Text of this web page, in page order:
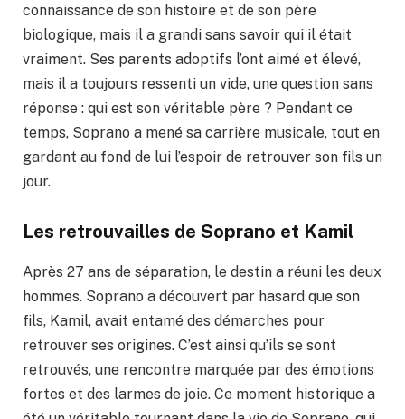
connaissance de son histoire et de son père
biologique, mais il a grandi sans savoir qui il était
vraiment. Ses parents adoptifs l’ont aimé et élevé,
mais il a toujours ressenti un vide, une question sans
réponse : qui est son véritable père ? Pendant ce
temps, Soprano a mené sa carrière musicale, tout en
gardant au fond de lui l’espoir de retrouver son fils un
jour.
Les retrouvailles de Soprano et Kamil
Après 27 ans de séparation, le destin a réuni les deux
hommes. Soprano a découvert par hasard que son
fils, Kamil, avait entamé des démarches pour
retrouver ses origines. C’est ainsi qu’ils se sont
retrouvés, une rencontre marquée par des émotions
fortes et des larmes de joie. Ce moment historique a